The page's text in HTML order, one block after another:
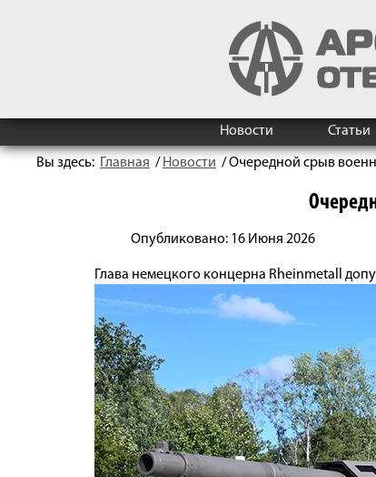
Новости Статьи
Вы здесь: Главная / Новости /Очередной срыв
Опубликовано: 16 Июня 2026
Глава немецкого концерна Rheinmetall